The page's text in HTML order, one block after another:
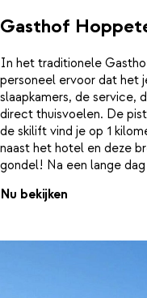
Gasthof
In het traditionele
personeel ervoor dat het
slaapkamers, de service,
direct thuisvoelen. De
de skilift vind je op 1
naast het hotel en deze
gondel! Na een lange
drankje.
Nu bekijken